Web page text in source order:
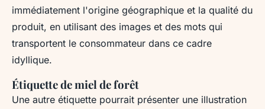
immédiatement l'origine géographique et la qualité du
produit, en utilisant des images et des mots qui
transportent le consommateur dans ce cadre
idyllique.
Étiquette de miel de forêt
Une autre étiquette pourrait présenter une illustration